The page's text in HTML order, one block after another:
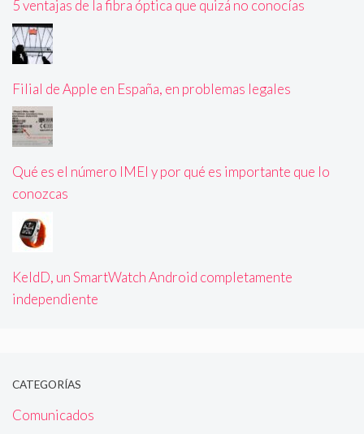
5 ventajas de la fibra óptica que quizá no conocías
Filial de Apple en España, en problemas legales
Qué es el número IMEI y por qué es importante que lo
conozcas
KeldD, un SmartWatch Android completamente
independiente
CATEGORÍAS
Comunicados